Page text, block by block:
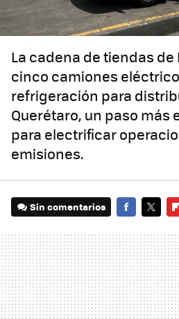
La cadena de tiendas de
cinco camiones
refrigeración para
Querétaro, un paso más
para electrificar
emisiones.
Sin comentarios